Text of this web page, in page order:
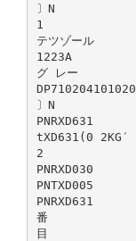
〕N
1
テツゾール
1223A
グ レー
DP710204101020
〕N
PNRXD631
tXD631(0 2KG′
2
PNRXD030
PNTXD005
PNRXD631
番
目